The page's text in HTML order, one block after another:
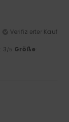
Verifizierter Kauf
: 3/5 Größe: